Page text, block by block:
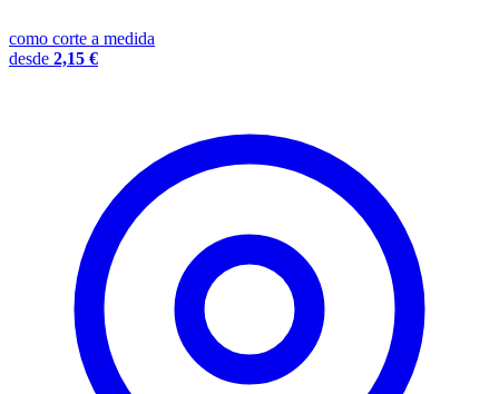
como corte a medida
desde 2,15 €